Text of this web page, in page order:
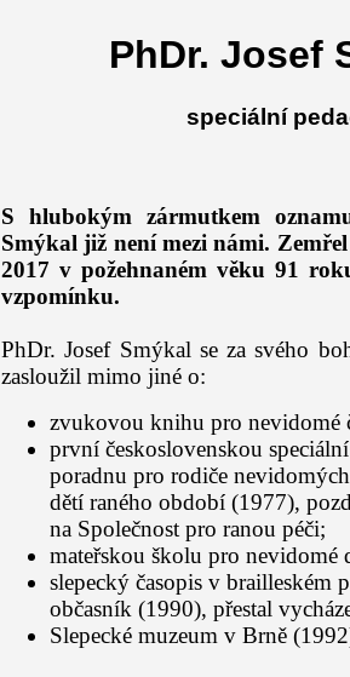
PhDr. Josef
speciální
S hlubokým zármutkem
Smýkal již není mezi námi.
2017 v požehnaném věku 91
vzpomínku.
PhDr. Josef Smýkal se za svého
zasloužil mimo jiné o:
zvukovou knihu pro nevidomé
první československou
poradnu pro rodiče
dětí raného období (1977),
na Společnost pro ranou péči;
mateřskou školu pro nevidomé
slepecký časopis v brailleském
občasník (1990), přestal
Slepecké muzeum v Brně